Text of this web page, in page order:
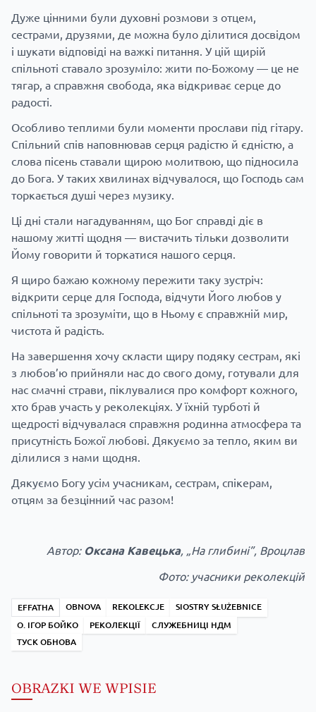
Дуже цінними були духовні розмови з отцем,
сестрами, друзями, де можна було ділитися досвідом
і шукати відповіді на важкі питання. У цій щирій
спільноті ставало зрозуміло: жити по-Божому — це не
тягар, а справжня свобода, яка відкриває серце до
радості.
Особливо теплими були моменти прослави під гітару.
Спільний спів наповнював серця радістю й єдністю, а
слова пісень ставали щирою молитвою, що підносила
до Бога. У таких хвилинах відчувалося, що Господь сам
торкається душі через музику.
Ці дні стали нагадуванням, що Бог справді діє в
нашому житті щодня — вистачить тільки дозволити
Йому говорити й торкатися нашого серця.
Я щиро бажаю кожному пережити таку зустріч:
відкрити серце для Господа, відчути Його любов у
спільноті та зрозуміти, що в Ньому є справжній мир,
чистота й радість.
На завершення хочу скласти щиру подяку сестрам, які
з любов’ю прийняли нас до свого дому, готували для
нас смачні страви, піклувалися про комфорт кожного,
хто брав участь у реколекціях. У їхній турботі й
щедрості відчувалася справжня родинна атмосфера та
присутність Божої любові. Дякуємо за тепло, яким ви
ділилися з нами щодня.
Дякуємо Богу усім учасникам, сестрам, спікерам,
отцям за безцінний час разом!
Автор: Оксана Кавецька, „На глибині”, Вроцлав
Фото: учасники реколекцій
EFFATHA OBNOVA REKOLEKCJE
SIOSTRY SŁUŻEBNICE
О. ІГОР БОЙКО
РЕКОЛЕКЦІЇ
СЛУЖЕБНИЦІ НДМ
ТУСК ОБНОВА
OBRAZKI WE WPISIE